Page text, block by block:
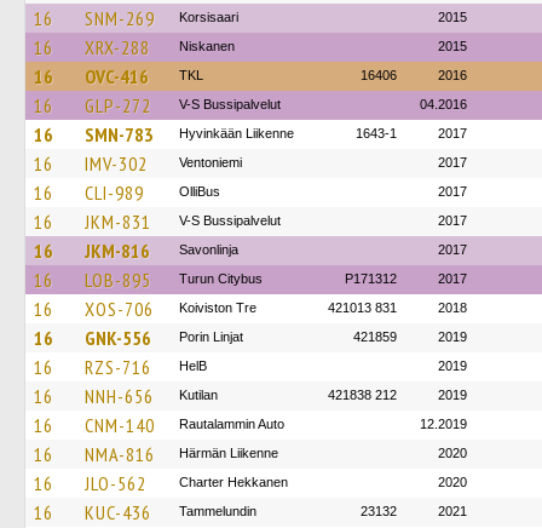
16
SNM-269 Korsisaari 2015
16 XRX-288 Niskanen 2015
16 OVC-416 TKL 16406 2016
16 GLP-272 V-S Bussipalvelut 04.2016
16 SMN-783 Hyvinkään Liikenne 1643-1 2017
16 IMV-302 Ventoniemi 2017
16 CLI-989 OlliBus 2017
16 JKM-831 V-S Bussipalvelut 2017
16 JKM-816 Savonlinja 2017
16 LOB-895 Turun Citybus P171312 2017
16 XOS-706 Koiviston Tre 421013 831 2018
16 GNK-556 Porin Linjat 421859 2019
16 RZS-716 HelB 2019
16 NNH-656 Kutilan 421838 212 2019
16 CNM-140 Rautalammin Auto 12.2019
16 NMA-816 Härmän Liikenne 2020
16 JLO-562 Charter Hekkanen 2020
16 KUC-436 Tammelundin 23132 2021